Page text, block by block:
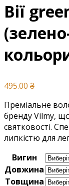
Вії
495.00 ₴
Преміальне
бренду Vilmy,
святковості.
липкістю для
Вигин
Довжина
Товщина